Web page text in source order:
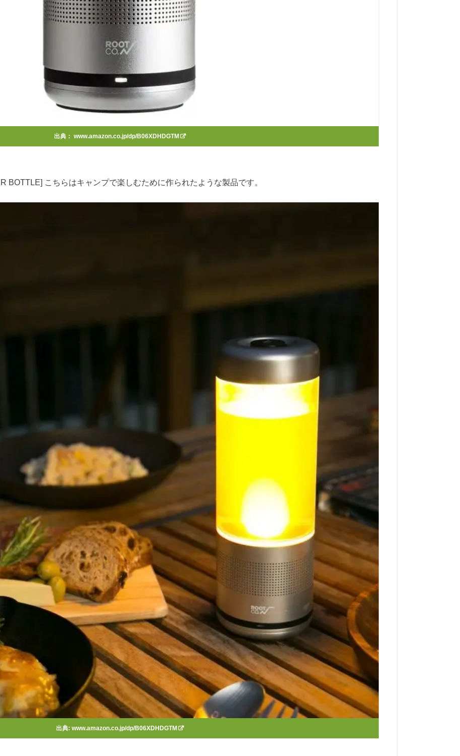
出典： www.amazon.co.jp/dp/B06XDHDGTM
BOTTLE] こちらはキャンプで楽しむために作られたような製品です。
出典: www.amazon.co.jp/dp/B06XDHDGTM